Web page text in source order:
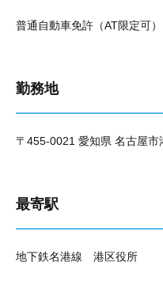
普通自動車免許（AT限定可）
勤務地
〒455-0021 愛知県 名古屋市
最寄駅
地下鉄名港線 港区役所